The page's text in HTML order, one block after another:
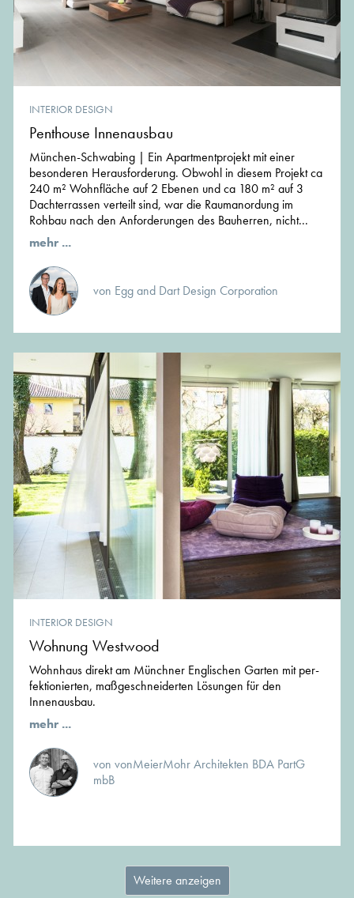
INTERIOR DESIGN
Penthouse Innenausbau
München-Schwabing | Ein Apartmentprojekt mit einer
besonderen Herausforderung. Obwohl in diesem Projekt ca
240 m² Wohnfläche auf 2 Ebenen und ca 180 m² auf 3
Dachterrassen verteilt sind, war die Raumanordung im
Rohbau nach den Anforderungen des Bauherren, nicht...
mehr ...
von Egg and Dart Design Corporation
INTERIOR DESIGN
Wohnung Westwood
Wohnhaus direkt am Münchner Englischen Garten mit per­
fek­tio­nier­ten, ma­ß­ge­schnei­der­ten Lö­sun­gen für den
Innenausbau.
mehr ...
von vonMeierMohr Architekten BDA PartG
mbB
Weitere anzeigen